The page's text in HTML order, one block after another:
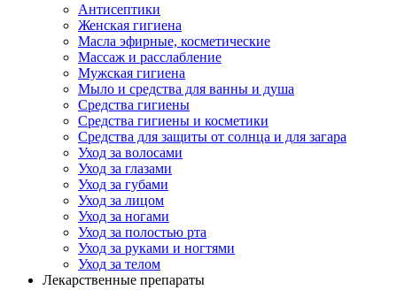
Антисептики
Женская гигиена
Масла эфирные, косметические
Массаж и расслабление
Мужская гигиена
Мыло и средства для ванны и душа
Средства гигиены
Средства гигиены и косметики
Средства для защиты от солнца и для загара
Уход за волосами
Уход за глазами
Уход за губами
Уход за лицом
Уход за ногами
Уход за полостью рта
Уход за руками и ногтями
Уход за телом
Лекарственные препараты